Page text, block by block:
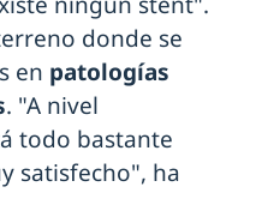
donde se
en patologías
. "A nivel
todo bastante
satisfecho", ha